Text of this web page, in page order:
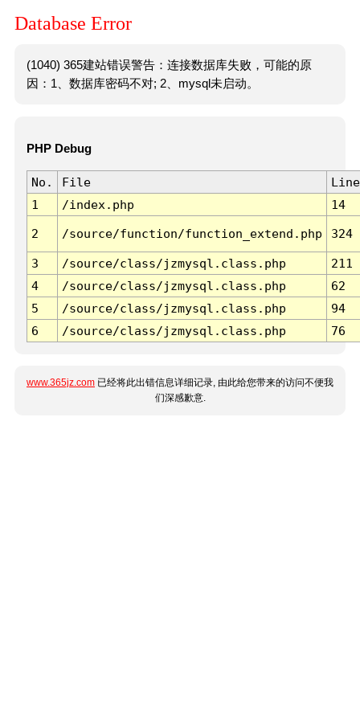
Database Error
(1040) 365建站错误警告：连接数据库失败，可能的原
因：1、数据库密码不对; 2、mysql未启动。
PHP Debug
No. File
Line
1
/index.php 14
2 /source/function/function_extend.php 324
3 /source/class/jzmysql.class.php
211
4
/source/class/jzmysql.class.php
62
5
/source/class/jzmysql.class.php
94
6
/source/class/jzmysql.class.php 76
www.365jz.com 已经将此出错信息详细记录, 由此给您带来的访问不便我
们深感歉意.